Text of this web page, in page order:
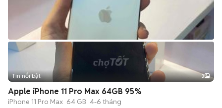
Tin nổi bật 3
Apple iPhone 11 Pro Max 64GB 95%
iPhone 11 Pro Max 64 GB 4-6 tháng